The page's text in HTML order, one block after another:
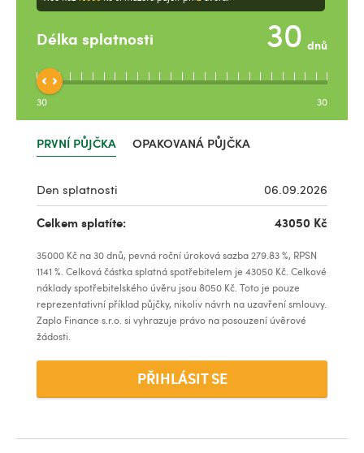
Délka splatnosti dnů
30 30
PRVNÍ PŮJČKA OPAKOVANÁ PŮJČKA
Den splatnosti 06.09.2026
Celkem splatíte: 43050 Kč
35000 Kč na30dnů, pevná roční úroková sazba279.83%, RPSN
1141 %. Celková částka splatná spotřebitelem je 43050 Kč. Celkové
náklady spotřebitelského úvěru jsou 8050 Kč. Toto je pouze
reprezentativní příklad půjčky, nikoliv návrh na uzavření smlouvy.
Zaplo Finance s.r.o. si vyhrazuje právo na posouzení úvěrové
žádosti.
PŘIHLÁSIT SE